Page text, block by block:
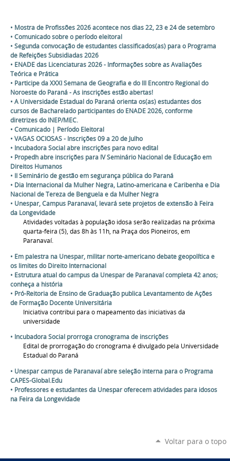
• Mostra de Profissões 2026 acontece nos dias 22, 23 e 24 de setembro
• Comunicado sobre o período eleitoral
• Segunda convocação de estudantes classificados(as) para o Programa
de Refeições Subsidiadas 2026
• ENADE das Licenciaturas 2026 - Informações sobre as Avaliações
Teórica e Prática
• Participe da XXXI Semana de Geografia e do III Encontro Regional do
Noroeste do Paraná - As inscrições estão abertas!
• A Universidade Estadual do Paraná orienta os(as) estudantes dos
cursos de Bacharelado participantes do ENADE 2026, conforme
diretrizes do INEP/MEC.
• Comunicado | Período Eleitoral
• VAGAS OCIOSAS - Inscrições 09 a 20 de Julho
• Incubadora Social abre inscrições para novo edital
• Propedh abre inscrições para IV Seminário Nacional de Educação em
Direitos Humanos
• II Seminário de gestão em segurança pública do Paraná
• Dia Internacional da Mulher Negra, Latino-americana e Caribenha e Dia
Nacional de Tereza de Benguela e da Mulher Negra
• Unespar, Campus Paranavaí, levará sete projetos de extensão à Feira
da Longevidade
Atividades voltadas à população idosa serão realizadas na próxima
quarta-feira (5), das 8h às 11h, na Praça dos Pioneiros, em
Paranavaí.
• Em palestra na Unespar, militar norte-americano debate geopolítica e
os limites do Direito Internacional
• Estrutura atual do campus da Unespar de Paranavaí completa 42 anos;
conheça a história
• Pró-Reitoria de Ensino de Graduação publica Levantamento de Ações
de Formação Docente Universitária
Iniciativa contribui para o mapeamento das iniciativas da
universidade
• Incubadora Social prorroga cronograma de inscrições
Edital de prorrogação do cronograma é divulgado pela Universidade
Estadual do Paraná
• Unespar campus de Paranavaí abre seleção interna para o Programa
CAPES-Global.Edu
• Professores e estudantes da Unespar oferecem atividades para idosos
na Feira da Longevidade
Voltar para o topo